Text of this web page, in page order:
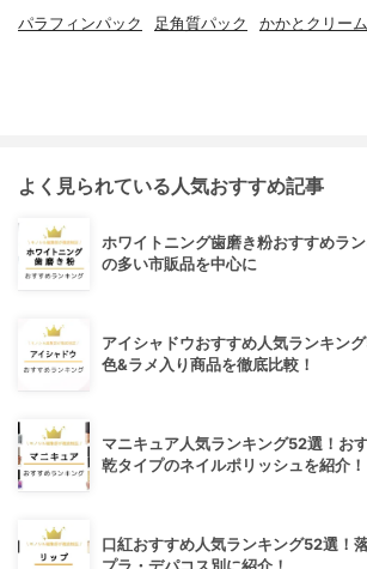
パラフィンパック 足角質パック かかとクリーム
よく見られている人気おすすめ記事
ホワイトニング歯磨き粉おすすめラ
の多い市販品を中心に
アイシャドウおすすめ人気ランキン
色&ラメ入り商品を徹底比較！
マニキュア人気ランキング52選！お
乾タイプのネイルポリッシュを紹介！
口紅おすすめ人気ランキング52選！